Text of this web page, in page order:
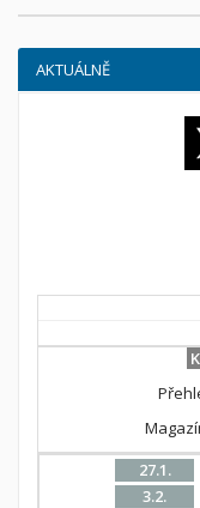
AKTUÁLNĚ
27.1.
3.2.